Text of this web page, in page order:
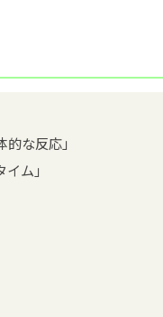
な反応」
ム」